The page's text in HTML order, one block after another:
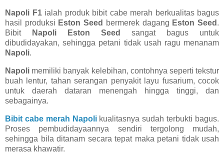
Napoli F1ialah produk bibit cabe merah berkualitas bagus
hasil produksi Eston Seed bermerek dagang Eston Seed .
Bibit
Napoli Eston Seed
sangat bagus untuk
dibudidayakan, sehingga petani tidak usah ragu menanam
Napoli.
Napoli memiliki banyak kelebihan, contohnya seperti tekstur
buah lentur, tahan serangan penyakit layu fusarium, cocok
untuk daerah dataran menengah hingga tinggi, dan
sebagainya.
Bibit cabe merah Napolikualitasnya sudah terbukti bagus.
Proses pembudidayaannya sendiri tergolong mudah,
sehingga bila ditanam secara tepat maka petani tidak usah
merasa khawatir.